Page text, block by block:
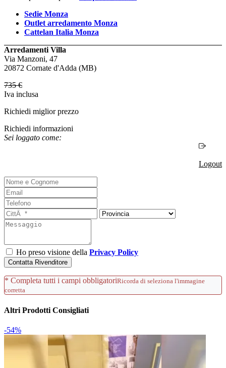
Sedie Monza
Outlet arredamento Monza
Cattelan Italia Monza
Arredamenti Villa
Via Manzoni, 47
20872 Cornate d'Adda (MB)
735 €
Iva inclusa
Richiedi miglior prezzo
Richiedi informazioni
Sei loggato come:
Logout
Ho preso visione della Privacy Policy
Contatta Rivenditore
* Completa tutti i campi obbligatoriRicorda di seleziona l'immagine
corretta
Altri Prodotti Consigliati
-54%